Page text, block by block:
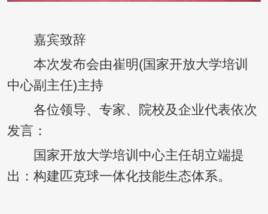
嘉宾致辞
本次发布会由崔明(国家开放大学培训
中心副主任)主持
各位领导、专家、院校及企业代表依次
发言：
国家开放大学培训中心主任胡立端提
出：构建匹克球一体化技能生态体系。